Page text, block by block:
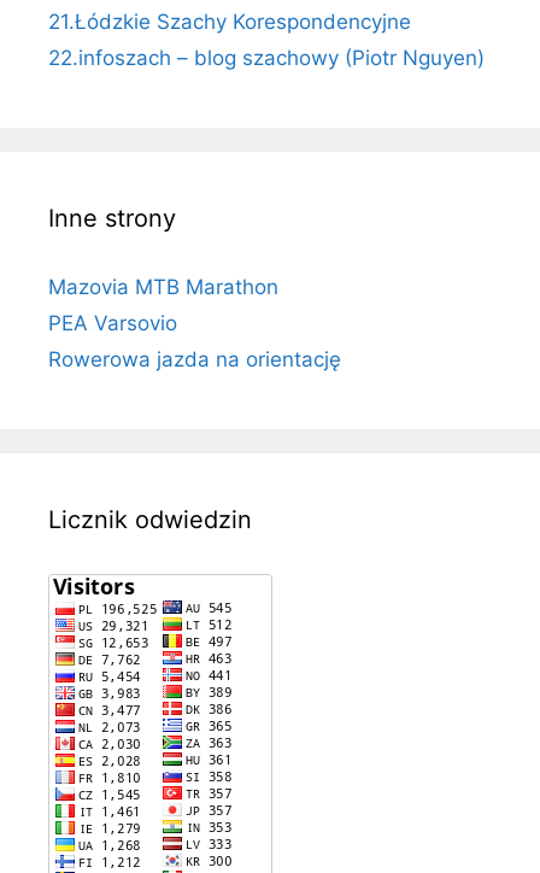
21.Łódzkie Szachy Korespondencyjne
22.infoszach – blog szachowy (Piotr Nguyen)
Inne strony
Mazovia MTB Marathon
PEA Varsovio
Rowerowa jazda na orientację
Licznik odwiedzin